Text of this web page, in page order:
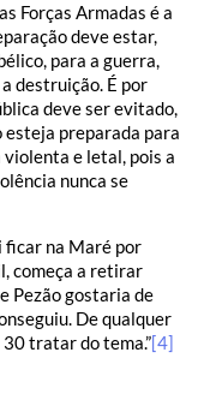
Forças Armadas é a
deve estar,
para a guerra,
destruição. É por
deve ser evitado,
esteja preparada para
violenta e letal, pois a
nunca se
ficar na Maré por
começa a retirar
Pezão gostaria de
De qualquer
tratar do tema.”[4]